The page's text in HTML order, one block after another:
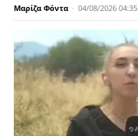
Μαρίζα Φόντα - 04/08/2026 04:35